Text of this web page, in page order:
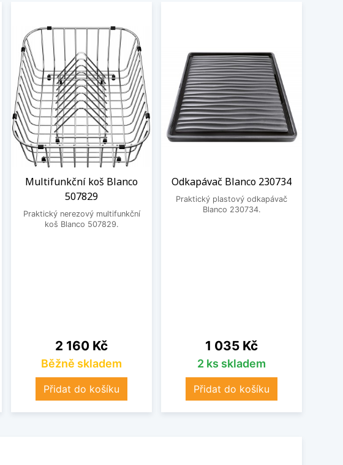
Multifunkční koš Blanco
507829
Praktický nerezový multifunkční
koš Blanco 507829.
Cena
2 160 Kč
Běžně skladem
Přidat do košíku
Odkapávač Blanco 230734
Praktický plastový odkapávač
Blanco 230734.
Cena
1 035 Kč
2 ks skladem
Přidat do košíku